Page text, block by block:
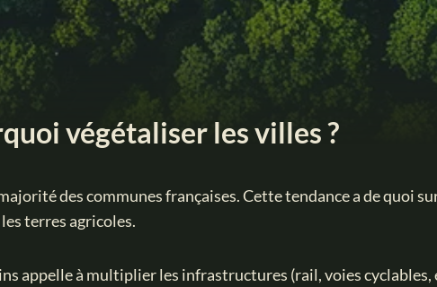
végétaliser les villes ?
des communes françaises. Cette tendance a de quoi
terres agricoles.
appelle à multiplier les infrastructures (rail, voies cyclables,